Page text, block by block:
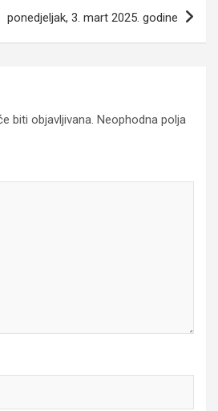
ponedjeljak, 3. mart 2025. godine
biti objavljivana. Neophodna polja